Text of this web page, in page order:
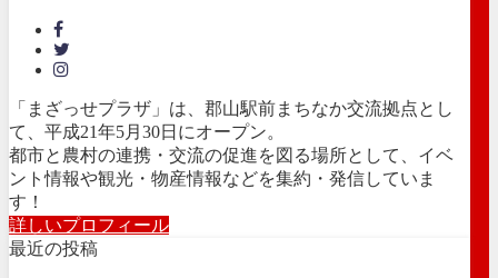
「まざっせプラザ」は、郡山駅前まちなか交流拠点とし
て、平成21年5月30日にオープン。
都市と農村の連携・交流の促進を図る場所として、イベ
ント情報や観光・物産情報などを集約・発信していま
す！
詳しいプロフィール
最近の投稿